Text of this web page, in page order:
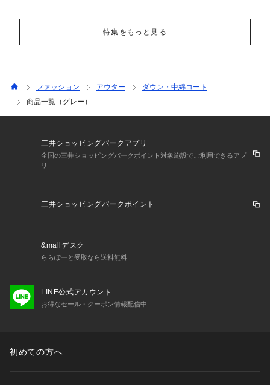
特集をもっと見る
ファッション アウター
ダウン・中綿コート
商品一覧（グレー）
三井ショッピングパークアプリ
全国の三井ショッピングパークポイント対象施設でご利用できるアプ
リ
三井ショッピングパークポイント
&mallデスク
ららぽーと受取なら送料無料
LINE公式アカウント
お得なセール・クーポン情報配信中
初めての方へ